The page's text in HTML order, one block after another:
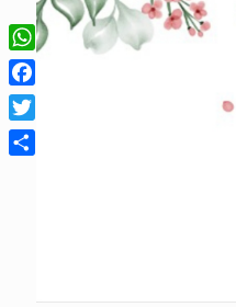
WhatsApp
Facebook
Twitter